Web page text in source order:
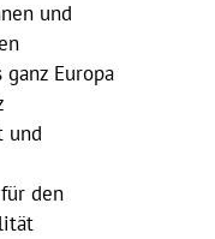
und
Europa
und
den